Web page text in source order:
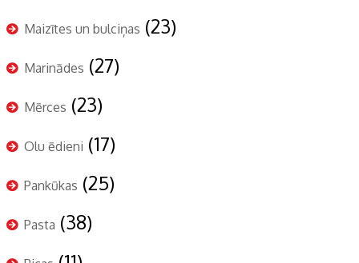
Maizītes un bulciņas (23)
Marinādes (27)
Mērces (23)
Olu ēdieni (17)
Pankūkas (25)
Pasta (38)